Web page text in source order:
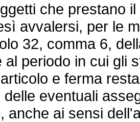
che prestano il
avvalersi, per le
32, comma 6,
al periodo in cui gli
e ferma
eventuali
anche ai sensi